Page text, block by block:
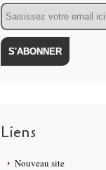
Email
Liens
Nouveau site